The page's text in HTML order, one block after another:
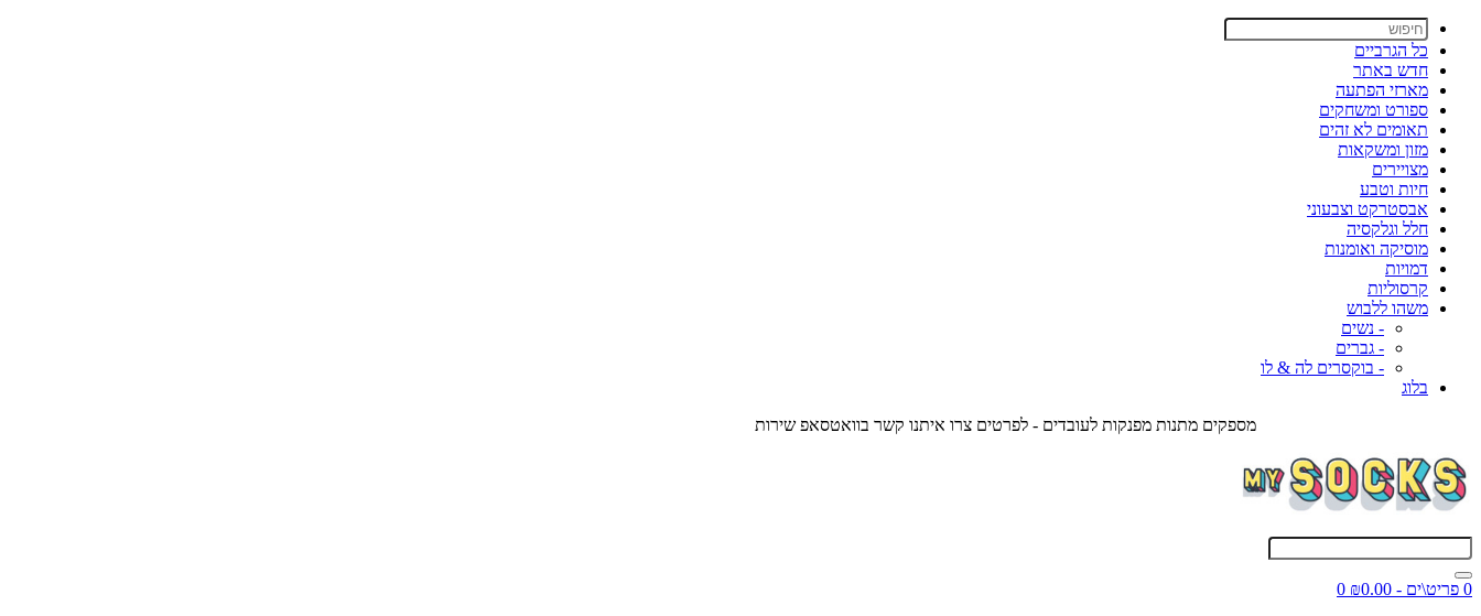
כל הגרביים
חדש באתר
מארזי הפתעה
ספורט ומשחקים
תאומים לא זהים
מזון ומשקאות
מצויירים
חיות וטבע
אבסטרקט וצבעוני
חלל וגלקסיה
מוסיקה ואומנות
דמויות
קרסוליות
משהו ללבוש
- נשים
- גברים
- בוקסרים לה & לו
בלוג
מספקים מתנות מפנקות לעובדים - לפרטים צרו איתנו קשר בוואטסאפ שירות
0 פריט\ים - ₪0.00
0